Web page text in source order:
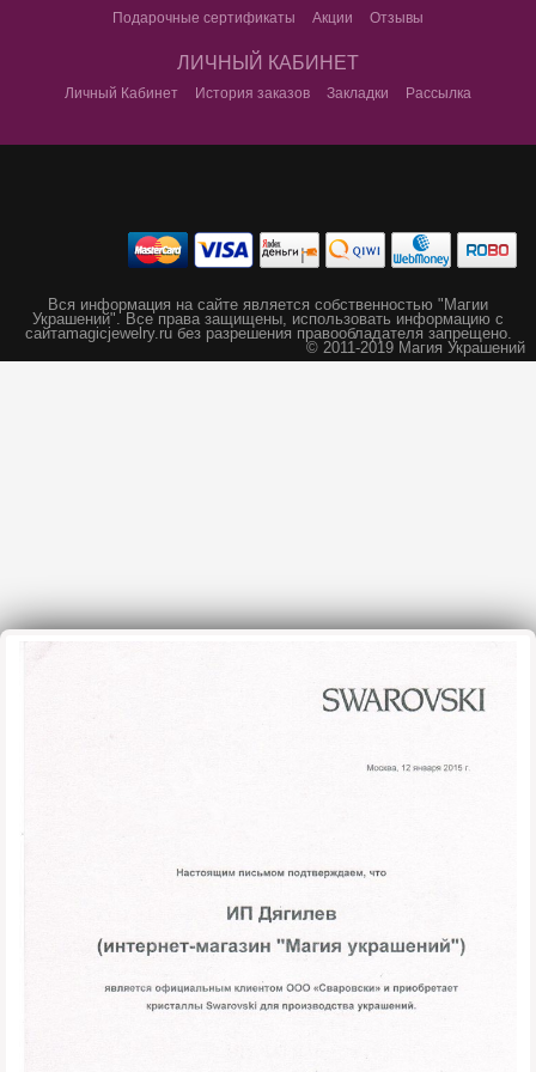
Подарочные сертификаты Акции Отзывы
ЛИЧНЫЙ КАБИНЕТ
Личный Кабинет История заказов Закладки Рассылка
Вся информация на сайте является собственностью "Магии
Украшений". Все права защищены, использовать информацию с
сайтаmagicjewelry.ru без разрешения правообладателя запрещено.
© 2011-2019 Магия Украшений